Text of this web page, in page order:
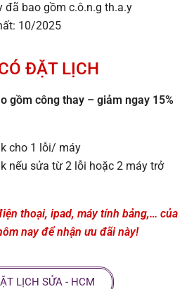
đã bao gồm c.ô.n.g th.a.y
10/2025
ĐẶT LỊCH
gồm công thay – giảm ngay 15%
cho 1 lỗi/ máy
nếu sửa từ 2 lỗi hoặc 2 máy trở
thoại, ipad, máy tính bảng,… của
nay để nhận ưu đãi này!
LỊCH SỬA - HCM